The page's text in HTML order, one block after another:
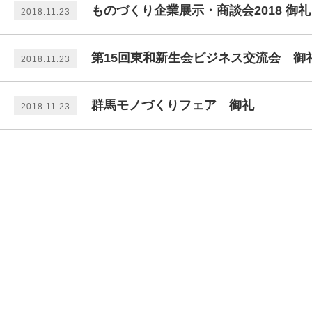
2018.11.23 ものづくり企業展示・商談会2018 御礼
2018.11.23 第15回東和新生会ビジネス交流会 御
2018.11.23 群馬モノづくりフェア 御礼